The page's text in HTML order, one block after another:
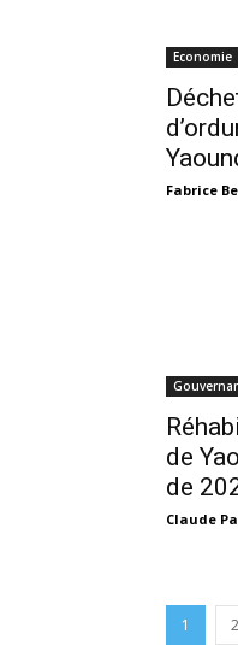
Economie
Fabrice
de
de
Claude
1 2